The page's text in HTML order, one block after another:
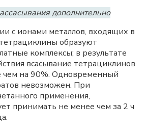
дополнительно
с ионами металлов, входящих в
образуют
комплексы; в результате
всасывание тетрациклинов
чем на 90%. Одновременный
невозможен. При
применения,
принимать не менее чем за 2 ч